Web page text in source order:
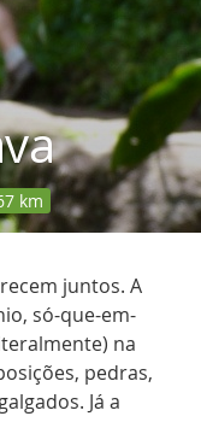
km
juntos. A
só-que-em-
na
pedras,
Já a